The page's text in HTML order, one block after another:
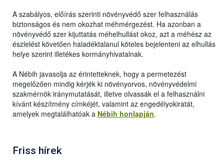
A szabályos, előírás szerinti növényvédő szer felhasználás
biztonságos és nem okozhat méhmérgezést. Ha azonban a
növényvédő szer kijuttatás méhelhullást okoz, azt a méhész az
észlelést követően haladéktalanul köteles bejelenteni az elhullás
helye szerint illetékes kormányhivatalnak.
A Nébih javasolja az érintetteknek, hogy a permetezést
megelőzően mindig kérjék ki növényorvos, növényvédelmi
szakmérnök iránymutatását, illetve olvassák el a felhasználni
kívánt készítmény címkéjét, valamint az engedélyokiratát,
amelyek megtalálhatóak a Nébih honlapján.
Friss hírek